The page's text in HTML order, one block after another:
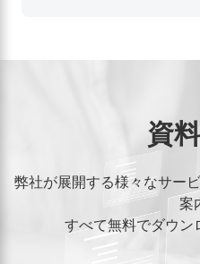
資
弊社が展開する様々なサー
案
すべて無料でダウン